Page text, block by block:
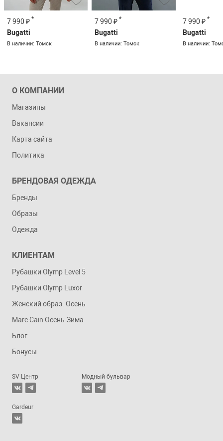
7 990 ₽ *
Bugatti
В наличии: Томск
7 990 ₽ *
Bugatti
В наличии: Томск
7 990 ₽ *
Bugatti
В наличии:
О КОМПАНИИ
Магазины
Вакансии
Карта сайта
Политика
БРЕНДОВАЯ ОДЕЖДА
Бренды
Образы
Одежда
КЛИЕНТАМ
Рубашки Olymp Level 5
Рубашки Olymp Luxor
Женский образ. Осень
Marc Cain Осень-Зима
Блог
Бонусы
SV Центр Модный бульвар
Gardeur